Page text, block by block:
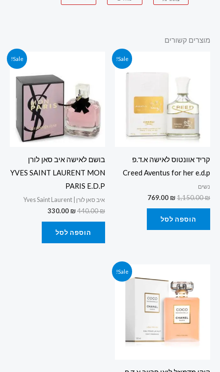
מוצרים קשורים
Sale!
קריד אוונטוס לאישה א.ד.פ
Creed Aventus for her e.d.p
נשים
1,150.00₪
769.00 ₪
המחיר
הנוכחי
הוא:
הוספה לסל
Sale!
בושם לאישה איב סאן לורן
YVES SAINT LAURENT MON
PARIS E.D.P
איב סאן לורן | Yves Saint Laurent
440.00₪
440.00 ₪.
330.00 ₪
הוספה לסל
Sale!
היה:
799.00 ₪.
הנוכחי
699.00 ₪.